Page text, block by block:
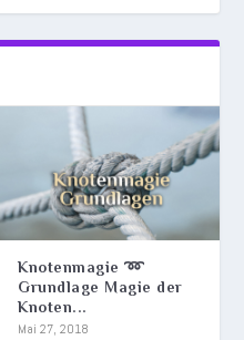
MAGIE DER
SIEGEL DER
Knotenmagie ➿
Grundlage Magie der
Knoten...
Mai 27, 2018